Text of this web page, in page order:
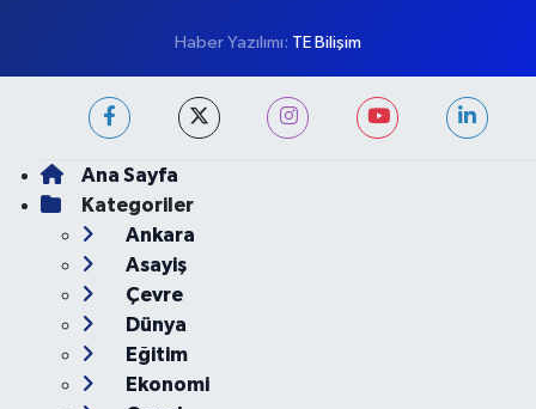
Haber Yazılımı: TE Bilişim
Ana Sayfa
Kategoriler
Ankara
Asayiş
Çevre
Dünya
Eğitim
Ekonomi